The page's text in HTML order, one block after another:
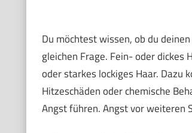
Du möchtest wissen, ob du
gleichen Frage. Fein- oder dickes
oder starkes lockiges Haar. Dazu
Hitzeschäden oder chemische
Angst führen. Angst vor weiteren